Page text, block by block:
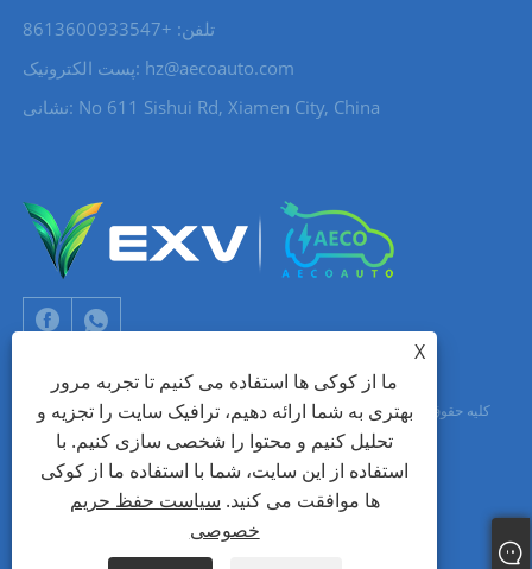
تلفن: +8613600933547
پست الکترونیک: hz@aecoauto.com
نشانی: No 611 Sishui Rd, Xiamen City, China
حق چاپ © 2024 Xiamen Aecoauto Technology Co., Ltd. کلیه حقوق محفوظ
پشتیبانی فنی وب سایت:
شبکه TIANYU
RSS
XML
X
ما از کوکی ها استفاده می کنیم تا تجربه مرور
بهتری به شما ارائه دهیم، ترافیک سایت را تجزیه و
تحلیل کنیم و محتوا را شخصی سازی کنیم. با
استفاده از این سایت، شما با استفاده ما از کوکی
ها موافقت می کنید. سیاست حفظ حریم
خصوصی